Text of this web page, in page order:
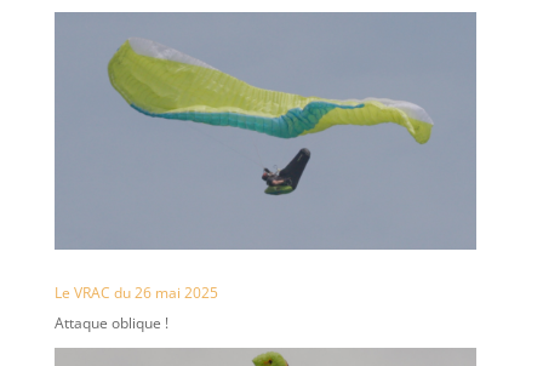
Le VRAC du 26 mai 2025
Attaque oblique !